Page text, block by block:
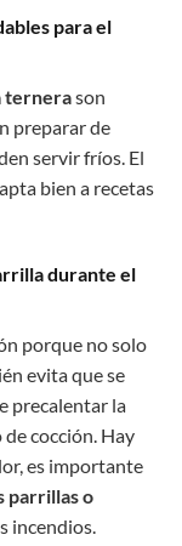
para el
ternerason
preparar de
servir fríos. El
bien a recetas
durante el
porque no solo
evita que se
precalentar la
cocción. Hay
es importante
parrillas o
incendios.